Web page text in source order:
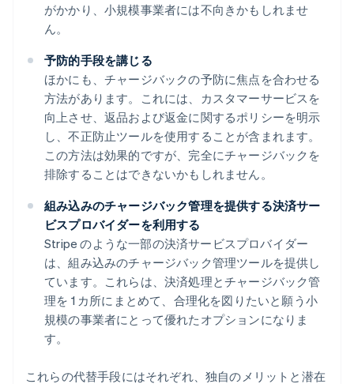
がかかり、小規模事業者には不向きかもしれませ
ん。
予防的手段を講じる
ほかにも、チャージバックの予防に焦点を合わせる
方法があります。これには、カスタマーサービスを
向上させ、返品および返金に関するポリシーを明示
し、不正防止ツールを使用することが含まれます。
この方法は効果的ですが、完全にチャージバックを
排除することはできないかもしれません。
組み込みのチャージバック管理を提供する決済サー
ビスプロバイダーを利用する
Stripe のような一部の決済サービスプロバイダー
は、組み込みのチャージバック管理ツールを提供し
ています。これらは、決済処理とチャージバック管
理を 1 カ所にまとめて、合理化を図りたいと願う小
規模の事業者にとって優れたオプションになりま
す。
これらの代替手段にはそれぞれ、独自のメリットと潜在